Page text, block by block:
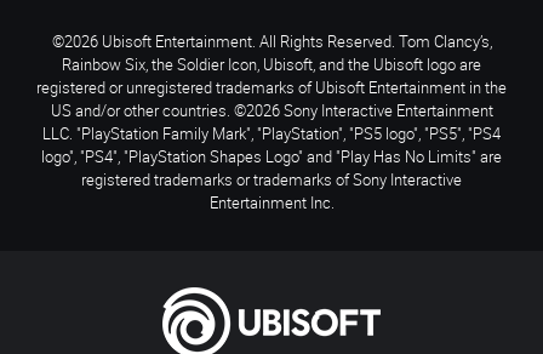
©2026 Ubisoft Entertainment. All Rights Reserved. Tom Clancy’s,
Rainbow Six, the Soldier Icon, Ubisoft, and the Ubisoft logo are
registered or unregistered trademarks of Ubisoft Entertainment in the
US and/or other countries. ©2026 Sony Interactive Entertainment
LLC. "PlayStation Family Mark", "PlayStation", "PS5 logo", "PS5", "PS4
logo", "PS4", "PlayStation Shapes Logo" and "Play Has No Limits" are
registered trademarks or trademarks of Sony Interactive
Entertainment Inc.